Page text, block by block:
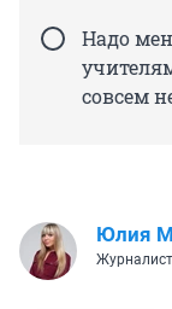
Надо
совсем
Юлия
Журналист